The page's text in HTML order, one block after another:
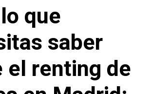
que
saber
el renting de